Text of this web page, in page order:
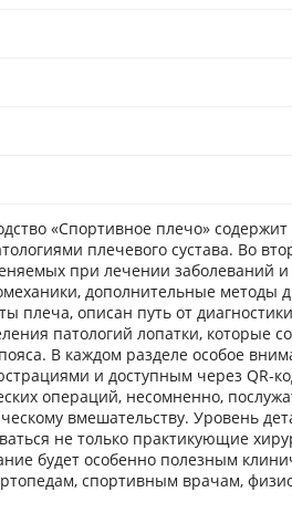
«Спортивное плечо»
плечевого сустава. Во
при лечении
дополнительные методы
плеча, описан путь от
патологий лопатки, которые
В каждом разделе особое
и доступным через QR-
операций, несомненно,
вмешательству. Уровень
не только практикующие
будет особенно полезным
спортивным врачам,